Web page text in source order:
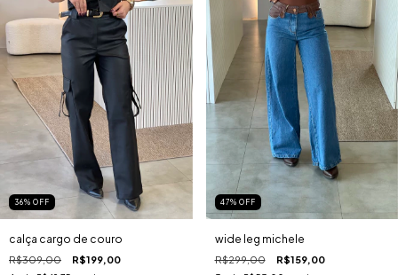
36% OFF
calça cargo de couro
R$309,00 R$199,00
47% OFF
wide leg michele
R$299,00 R$159,00